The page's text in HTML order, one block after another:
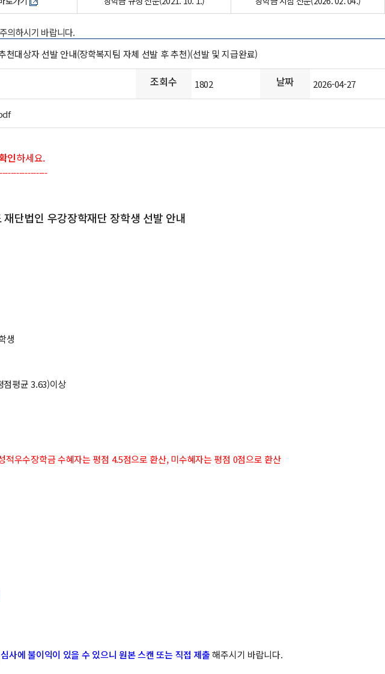
의하시기 바랍니다.
대상자 선발 안내(장학복지팀 자체 선발 후 추천)(선발 및 지급완료)
조회수 1802 날짜 2026-04-27
인하세요.
단법인 우강장학재단 장학생 선발 안내
생
점평균 3.63)이상
적우수장학금 수혜자는 평점 4.5점으로 환산, 미수혜자는 평점 0점으로 환산
사에 불이익이 있을 수 있으니 원본 스캔 또는 직접 제출해주시기 바랍니다.